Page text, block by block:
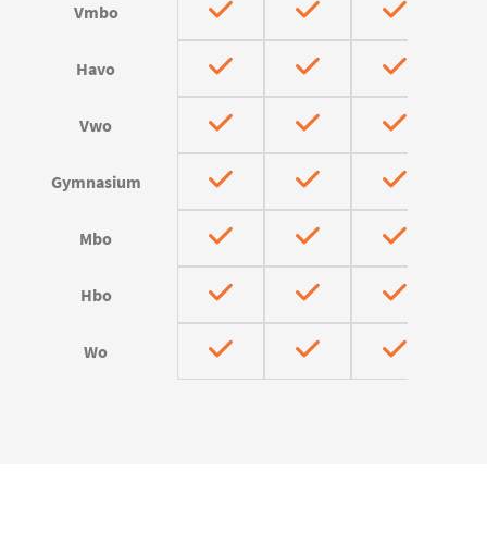
Vmbo
Havo
Vwo
Gymnasium
Mbo
Hbo
Wo